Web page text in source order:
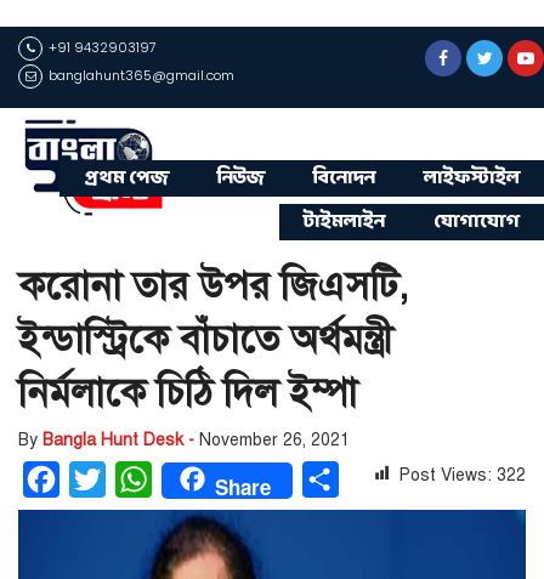
+91 9432903197
banglahunt365@gmail.com
প্রথম পেজ নিউজ বিনোদন
লাইফস্টাইল
টাইমলাইন
যোগাযোগ
করোনা তার উপর জিএসটি,
ইন্ডাস্ট্রিকে বাঁচাতে অর্থমন্ত্রী
নির্মলাকে চিঠি দিল ইম্পা
By Bangla Hunt Desk - November 26, 2021
Facebook
Twitter WhatsAppShare Share Post Views: 322